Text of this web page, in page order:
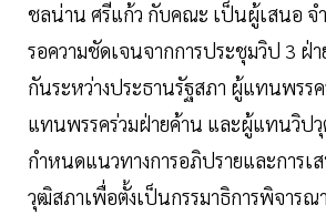
ชลน่าน ศรีแก้ว กับคณะ เป็นผู้เสนอ จ
รอความชัดเจนจากการประชุมวิป 3 ฝ่า
กันระหว่างประธานรัฐสภา ผู้แทนพรร
แทนพรรคร่วมฝ่ายค้าน และผู้แทนวิป
กำหนดแนวทางการอภิปรายและการเ
วุฒิสภาเพื่อตั้งเป็นกรรมาธิการพิจารณ